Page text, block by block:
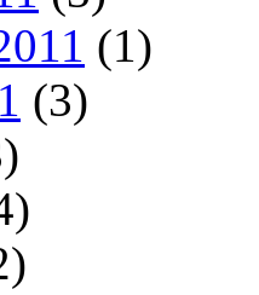
(1)
(3)